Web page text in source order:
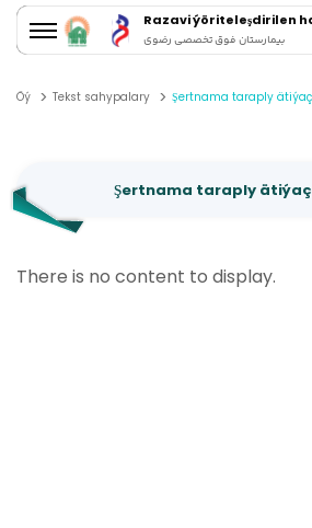
Razavi ýöriteleşdirilen
بیمارستان فوق تخصصی رضوی
Öý Tekst sahypalary Şertnama taraply
Şertnama taraply
There is no content to display.